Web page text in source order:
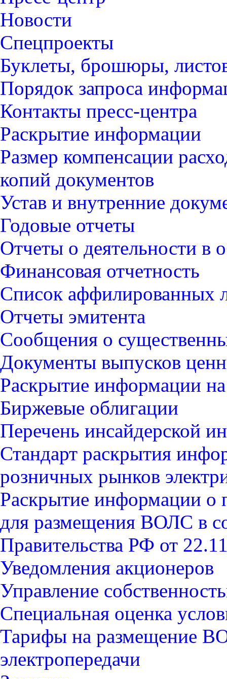
Новости
Спецпроекты
Буклеты, брошюры,
Порядок запроса
Контакты пресс-центра
Раскрытие информации
Размер компенсации
копий документов
Устав и внутренние
Годовые отчеты
Отчеты о деятельности в
Финансовая отчетность
Список аффилированных
Отчеты эмитента
Сообщения о
Документы выпусков
Раскрытие информации
Биржевые облигации
Перечень инсайдерской
Стандарт раскрытия
розничных рынков
Раскрытие информации о
для размещения ВОЛС в
Правительства РФ от
Уведомления акционеров
Управление
Специальная оценка
Тарифы на размещение
электропередачи